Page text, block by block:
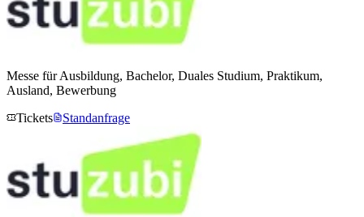
Messe für Ausbildung, Bachelor, Duales Studium, Praktikum,
Ausland, Bewerbung
Tickets
Standanfrage